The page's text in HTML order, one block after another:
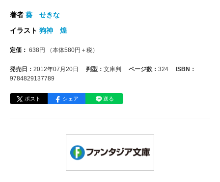
著者 葵 せきな
イラスト 狗神 煌
定価： 638円 （本体580円＋税）
発売日： 2012年07月20日 判型： 文庫判 ページ数： 324
ISBN：
9784829137789
ポスト シェア 送る